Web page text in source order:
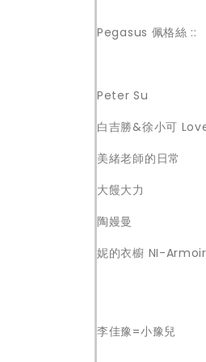
Pegasus 佩格絲 ::
Peter Su
白吉勝&徐小可
美緒老師的日常
大饅大力
陶嫚曼
妮的衣櫥 NI-
李佳豫=小豫兒